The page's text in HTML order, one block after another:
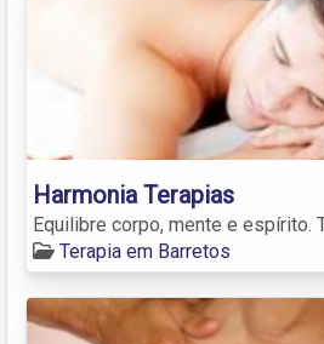
Harmonia Terapias
Equilibre corpo, mente e espírito.
Terapia em Barretos